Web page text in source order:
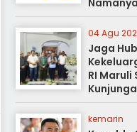
Namanya
04 Agu
Jaga
RI Maruli
Duka
kemarin